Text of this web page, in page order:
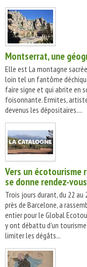
Montserrat, une
Elle est La montagne
loin tel un fantôme
faire signe et qui abrite en
foisonnante. Ermites,
devenus les dépositaires....
Vers un
se donne rendez-
Trois jours durant, du 22
près de Barcelone, a
entier pour le Global
y ont débattu d’un
limiter les dégâts...